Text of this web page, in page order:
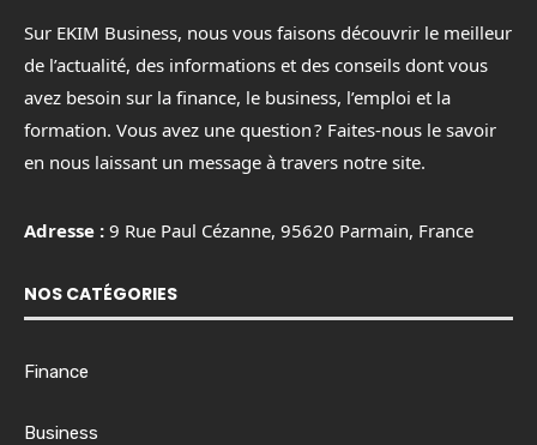
Sur EKIM Business, nous vous faisons découvrir le meilleur
de l’actualité, des informations et des conseils dont vous
avez besoin sur la finance, le business, l’emploi et la
formation. Vous avez une question ? Faites-nous le savoir
en nous laissant un message à travers notre site.
Adresse : 9 Rue Paul Cézanne, 95620 Parmain, France
NOS CATÉGORIES
Finance
Business